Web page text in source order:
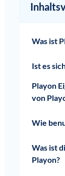
Was ist
Ist es
Playon
von
Wie
Was ist
Playon?